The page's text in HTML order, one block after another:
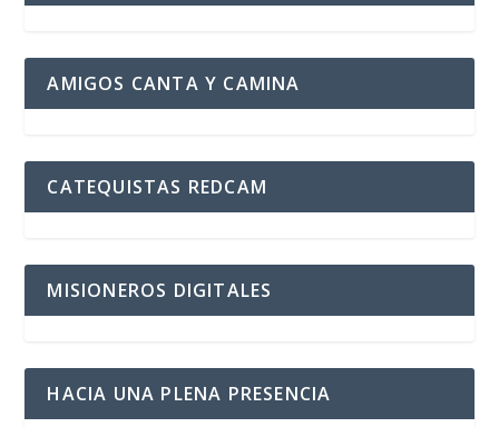
AMIGOS CANTA Y CAMINA
CATEQUISTAS REDCAM
MISIONEROS DIGITALES
HACIA UNA PLENA PRESENCIA